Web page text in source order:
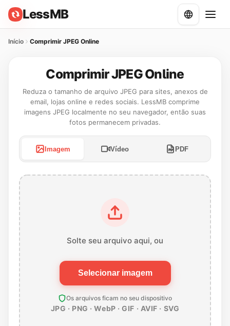
LessMB
Início Comprimir JPEG Online
Comprimir JPEG Online
Reduza o tamanho de arquivo JPEG para sites, anexos de
email, lojas online e redes sociais. LessMB comprime
imagens JPEG localmente no seu navegador, então suas
fotos permanecem privadas.
Imagem Vídeo PDF
Solte seu arquivo aqui, ou
Selecionar imagem
Os arquivos ficam no seu dispositivo
JPG · PNG · WebP · GIF · AVIF · SVG